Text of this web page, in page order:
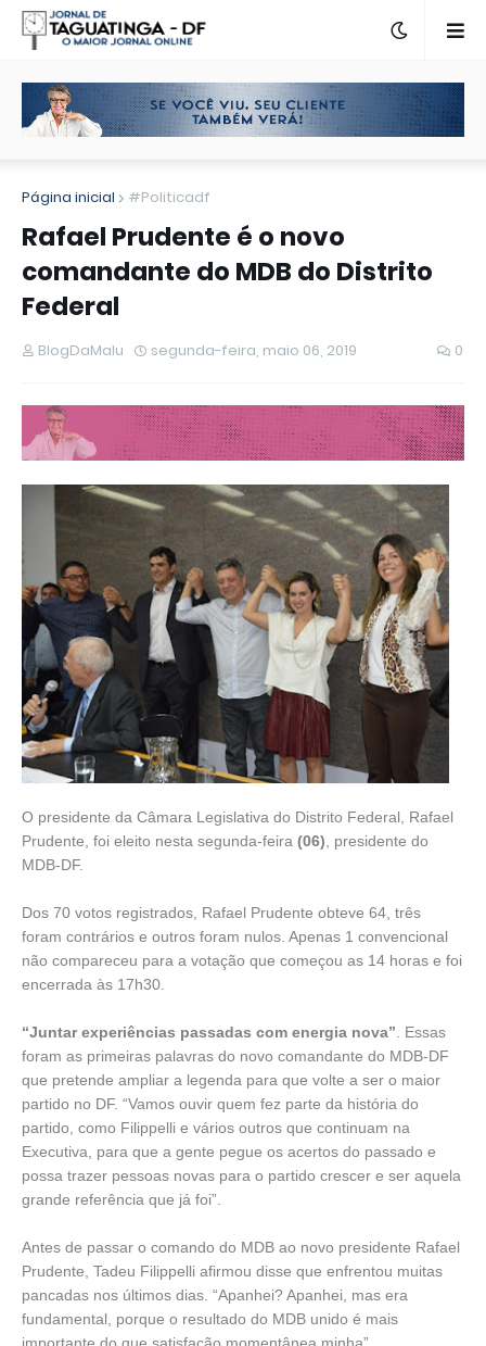
Página inicial #Politicadf
Rafael Prudente é o novo
comandante do MDB do Distrito
Federal
BlogDaMalu segunda-feira, maio 06, 2019 0
O presidente da Câmara Legislativa do Distrito Federal, Rafael
Prudente, foi eleito nesta segunda-feira (06) , presidente do
MDB-DF.
Dos 70 votos registrados, Rafael Prudente obteve 64, três
foram contrários e outros foram nulos. Apenas 1 convencional
não compareceu para a votação que começou as 14 horas e foi
encerrada às 17h30.
“Juntar experiências passadas com energia nova” . Essas
foram as primeiras palavras do novo comandante do MDB-DF
que pretende ampliar a legenda para que volte a ser o maior
partido no DF. “Vamos ouvir quem fez parte da história do
partido, como Filippelli e vários outros que continuam na
Executiva, para que a gente pegue os acertos do passado e
possa trazer pessoas novas para o partido crescer e ser aquela
grande referência que já foi”.
Antes de passar o comando do MDB ao novo presidente Rafael
Prudente, Tadeu Filippelli afirmou disse que enfrentou muitas
pancadas nos últimos dias. “Apanhei? Apanhei, mas era
fundamental, porque o resultado do MDB unido é mais
importante do que satisfação momentânea minha”.